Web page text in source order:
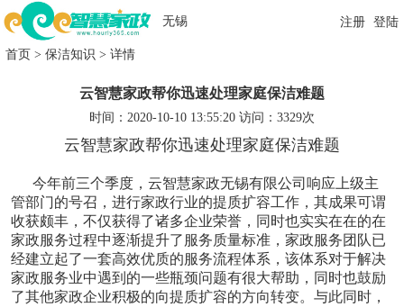
无锡 注册 登陆
首页 > 保洁知识 > 详情
云智慧家政帮你迅速处理家庭保洁难题
时间：2020-10-10 13:55:20 访问：3329次
云智慧家政帮你迅速处理家庭保洁难题
今年前三个季度，云智慧家政无锡有限公司响应上级主
管部门的号召，进行家政行业的提质扩容工作，其成果可谓
收获颇丰，不仅获得了诸多企业荣誉，同时也实实在在的在
家政服务过程中逐渐提升了服务质量标准，家政服务团队已
经建立起了一套高效优质的服务流程体系，该体系对于解决
家政服务业中遇到的一些瓶颈问题有很大帮助，同时也鼓励
了其他家政企业积极的向提质扩容的方向转变。与此同时，